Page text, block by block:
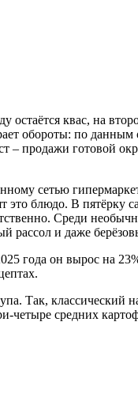
остаётся квас, на
обороты: по
– продажи готовой
сетью
блюдо. В пятёрку
Среди
рассол и даже
года он вырос на
Так, классический
средних